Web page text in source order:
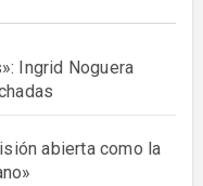
Ingrid Noguera
abierta como la